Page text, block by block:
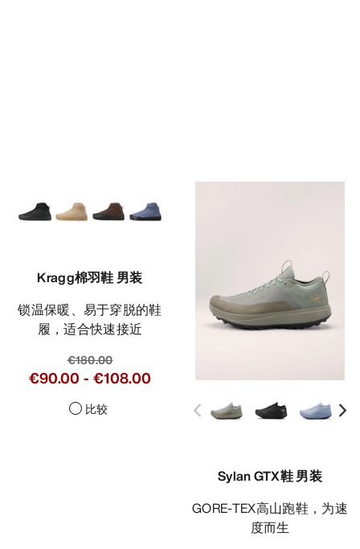
Kragg棉羽鞋 男装
锁温保暖、易于穿脱的鞋
履，适合快速接近
€180.00
€90.00 - €108.00
比较
Sylan GTX鞋 男装
GORE-TEX高山跑鞋，为速
度而生